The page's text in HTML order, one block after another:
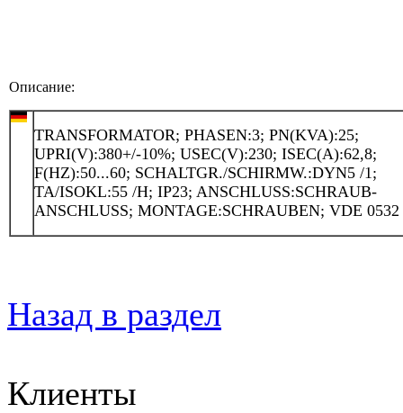
Описание:
TRANSFORMATOR; PHASEN:3; PN(KVA):25;
UPRI(V):380+/-10%; USEC(V):230; ISEC(A):62,8;
F(HZ):50...60; SCHALTGR./SCHIRMW.:DYN5 /1;
TA/ISOKL:55 /H; IP23; ANSCHLUSS:SCHRAUB-
ANSCHLUSS; MONTAGE:SCHRAUBEN; VDE 0532
Назад в раздел
Клиенты